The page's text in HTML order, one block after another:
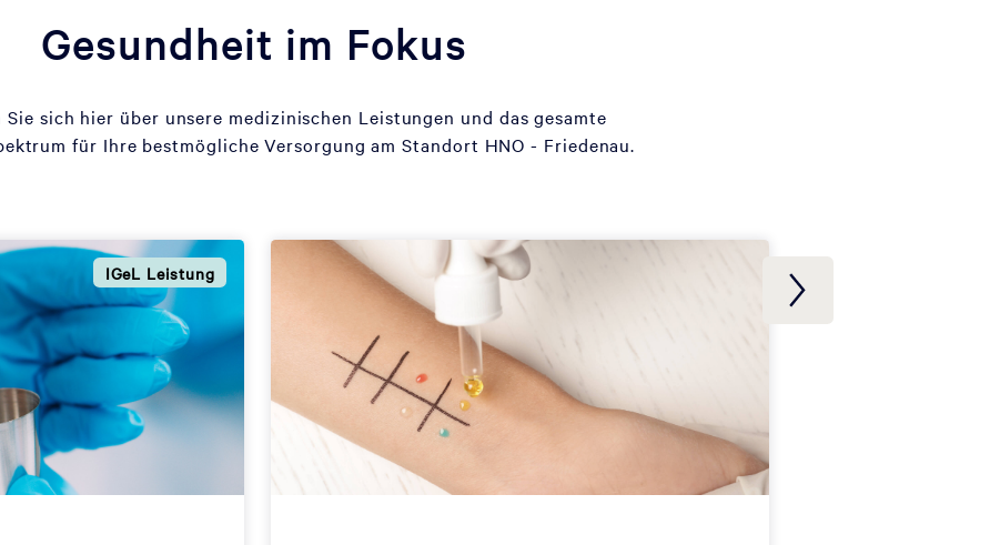
Gesundheit im Fokus
sich hier über unsere medizinischen Leistungen und das gesamte
für Ihre bestmögliche Versorgung am Standort HNO - Friedenau.
IGeL Leistung